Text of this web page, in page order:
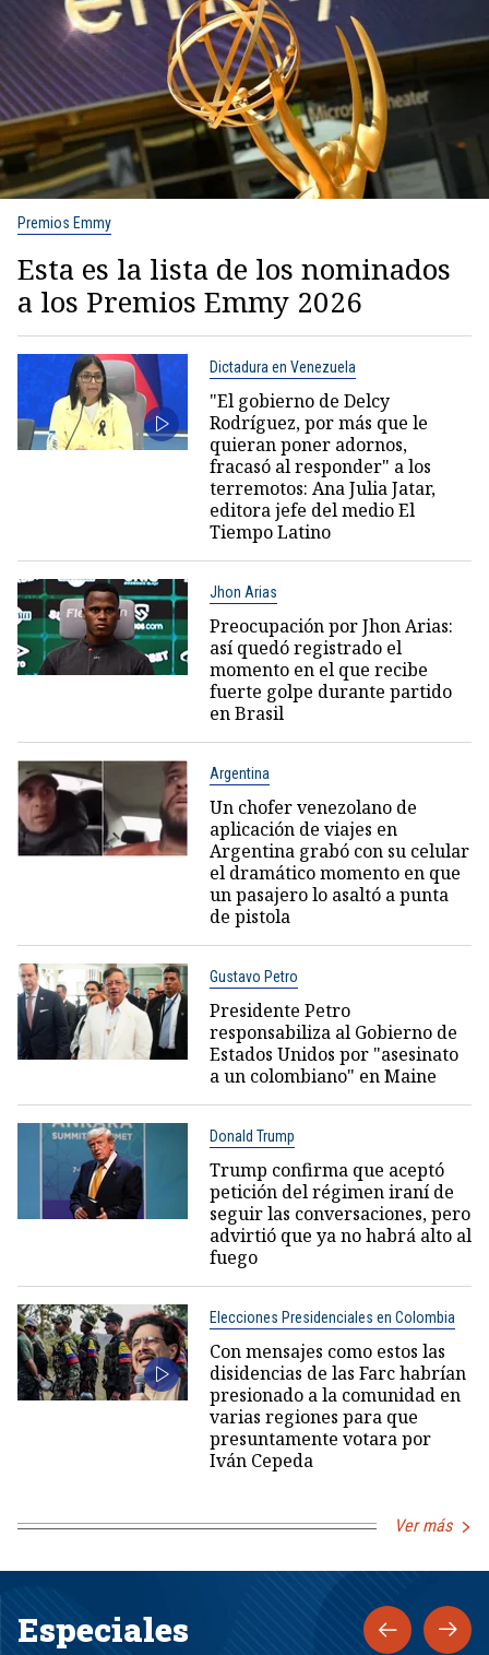
Premios Emmy
Esta es la lista de los nominados
a los Premios Emmy 2026
Dictadura en Venezuela
"El gobierno de Delcy
Rodríguez, por más que le
quieran poner adornos,
fracasó al responder" a los
terremotos: Ana Julia Jatar,
editora jefe del medio El
Tiempo Latino
Jhon Arias
Preocupación por Jhon Arias:
así quedó registrado el
momento en el que recibe
fuerte golpe durante partido
en Brasil
Argentina
Un chofer venezolano de
aplicación de viajes en
Argentina grabó con su celular
el dramático momento en que
un pasajero lo asaltó a punta
de pistola
Gustavo Petro
Presidente Petro
responsabiliza al Gobierno de
Estados Unidos por "asesinato
a un colombiano" en Maine
Donald Trump
Trump confirma que aceptó
petición del régimen iraní de
seguir las conversaciones, pero
advirtió que ya no habrá alto al
fuego
Elecciones Presidenciales en Colombia
Con mensajes como estos las
disidencias de las Farc habrían
presionado a la comunidad en
varias regiones para que
presuntamente votara por
Iván Cepeda
Ver más
Especiales